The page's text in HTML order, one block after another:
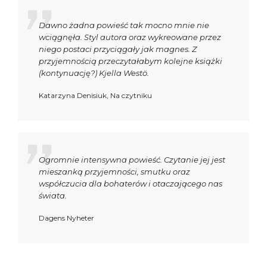
Dawno żadna powieść tak mocno mnie nie
wciągnęła. Styl autora oraz wykreowane przez
niego postaci przyciągały jak magnes. Z
przyjemnością przeczytałabym kolejne książki
(kontynuację?) Kjella Westö.
Katarzyna Denisiuk, Na czytniku
Ogromnie intensywna powieść. Czytanie jej jest
mieszanką przyjemności, smutku oraz
współczucia dla bohaterów i otaczającego nas
świata.
Dagens Nyheter